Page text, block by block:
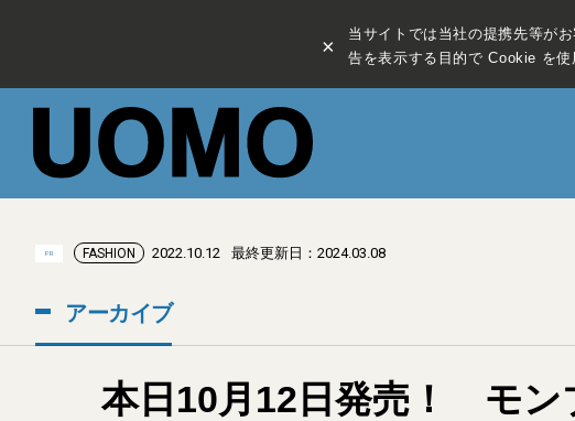
×
当サイトでは当社の提携先等が
告を表示する目的で Cookie を使
PR FASHION 2022.10.12 最終更新日：2024.03.08
アーカイブ
本日10月12日発売！ モン